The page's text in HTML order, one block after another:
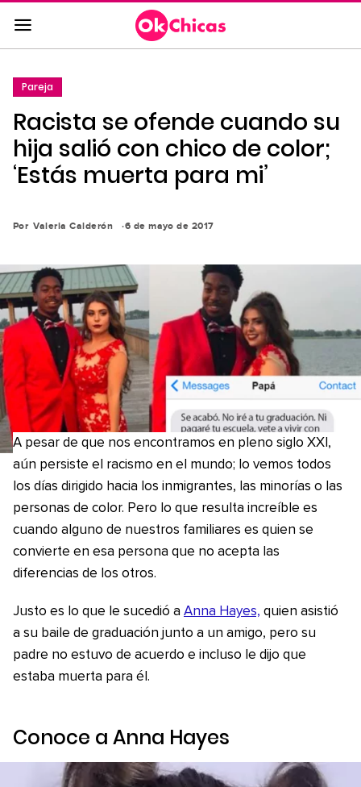
Saltar
al
contenido
a
la
navegación
principal
Pareja
Racista se ofende cuando su
hija salió con chico de color;
‘Estás muerta para mi’
Por Valeria Calderón 6 de mayo de 2017
A pesar de que nos encontramos en pleno siglo XXI,
aún persiste el racismo en el mundo; lo vemos todos
los días dirigido hacia los inmigrantes, las minorías o las
personas de color. Pero lo que resulta increíble es
cuando alguno de nuestros familiares es quien se
convierte en esa persona que no acepta las
diferencias de los otros.
Justo es lo que le sucedió a Anna Hayes, quien asistió
a su baile de graduación junto a un amigo, pero su
padre no estuvo de acuerdo e incluso le dijo que
estaba muerta para él.
Conoce a Anna Hayes